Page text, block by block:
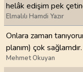
helâk edişim pek
Elmalılı Hamdi Yazır
Onlara zaman
planım) çok sağlamdır.
Mehmet Okuyan